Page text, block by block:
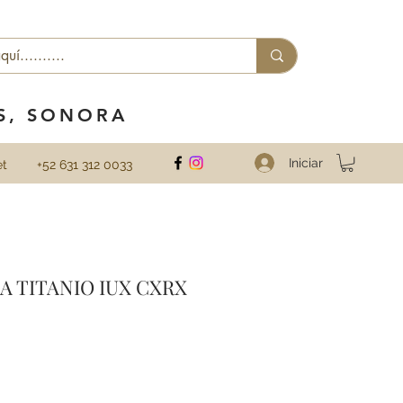
SONORA
+52 631 312 0033 Iniciar
TITANIO IUX CXRX